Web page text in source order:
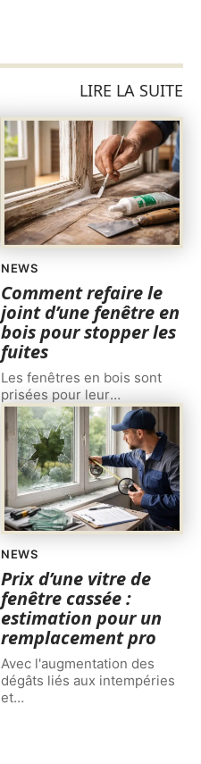
LIRE LA SUITE
NEWS
Comment refaire le
joint d’une fenêtre en
bois pour stopper les
fuites
Les fenêtres en bois sont
prisées pour leur…
NEWS
Prix d’une vitre de
fenêtre cassée :
estimation pour un
remplacement pro
Avec l'augmentation des
dégâts liés aux intempéries
et…